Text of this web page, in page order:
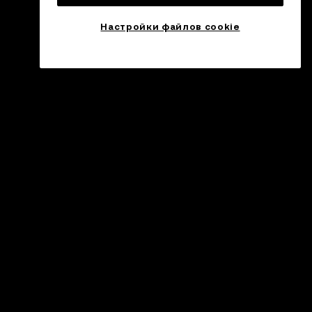
Настройки файлов cookie